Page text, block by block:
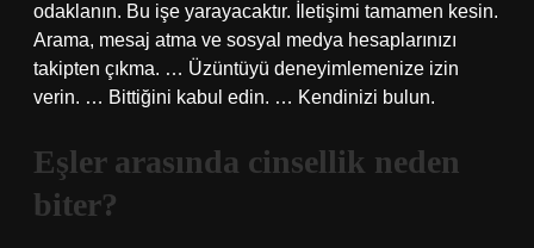
odaklanın. Bu işe yarayacaktır. İletişimi tamamen kesin.
Arama, mesaj atma ve sosyal medya hesaplarınızı
takipten çıkma. … Üzüntüyü deneyimlemenize izin
verin. … Bittiğini kabul edin. … Kendinizi bulun.
Eşler arasında cinsellik neden
biter?